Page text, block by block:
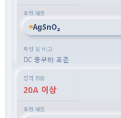
AgSnO₂
DC 중부하 표준
20A 이상